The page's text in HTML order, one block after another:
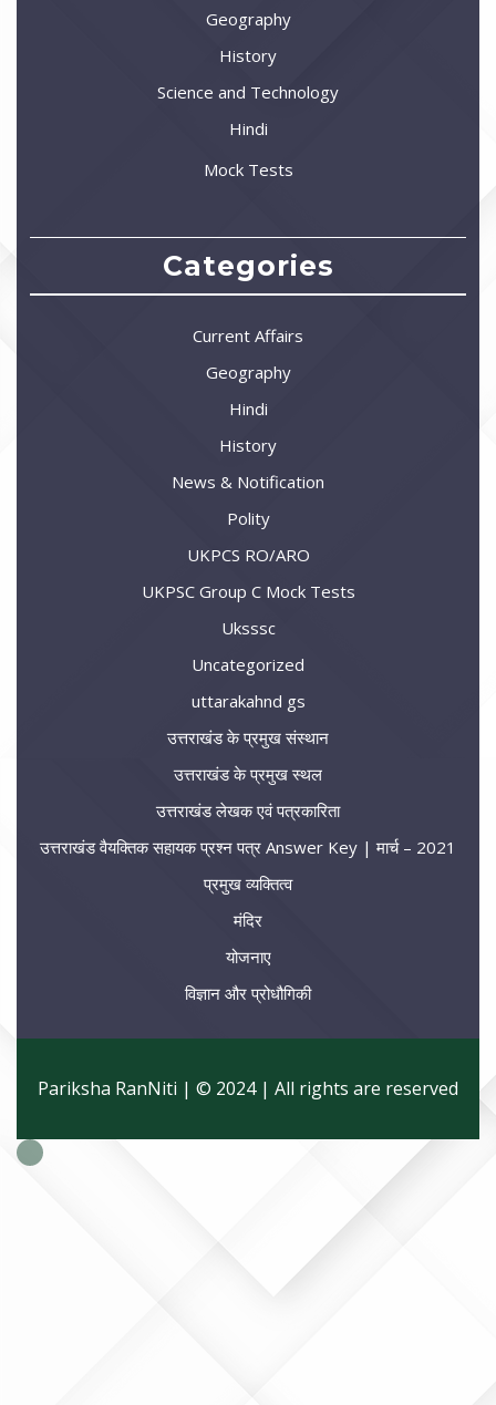
Geography
History
Science and Technology
Hindi
Mock Tests
Categories
Current Affairs
Geography
Hindi
History
News & Notification
Polity
UKPCS RO/ARO
UKPSC Group C Mock Tests
Uksssc
Uncategorized
uttarakahnd gs
उत्तराखंड के प्रमुख संस्थान
उत्तराखंड के प्रमुख स्थल
उत्तराखंड लेखक एवं पत्रकारिता
उत्तराखंड वैयक्तिक सहायक प्रश्न पत्र Answer Key | मार्च – 2021
प्रमुख व्यक्तित्व
मंदिर
योजनाए
विज्ञान और प्रोधौगिकी
Pariksha RanNiti | © 2024 | All rights are reserved